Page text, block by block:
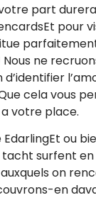
part
pour
ne
cela vous
votre place.
EdarlingEt ou
surfent en
on
en